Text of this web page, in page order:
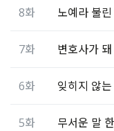
8화 노예라 불
7화 변호사가
6화 잊히지 않
5화